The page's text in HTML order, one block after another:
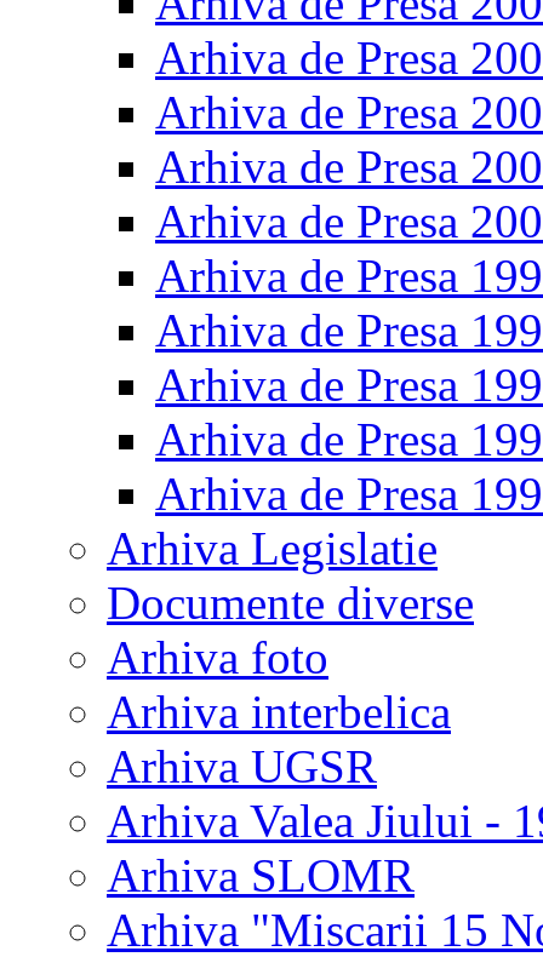
Arhiva de Presa
Arhiva de Presa
Arhiva de Presa
Arhiva de Presa
Arhiva de Presa
Arhiva de Presa
Arhiva de Presa
Arhiva de Presa
Arhiva de Presa
Arhiva Legislatie
Documente diverse
Arhiva foto
Arhiva interbelica
Arhiva UGSR
Arhiva Valea Jiului -
Arhiva SLOMR
Arhiva "Miscarii 15